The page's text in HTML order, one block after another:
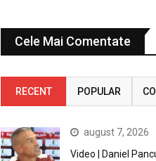
Cele Mai Comentate
RECENT POPULAR
august 7, 2026
Video | Daniel